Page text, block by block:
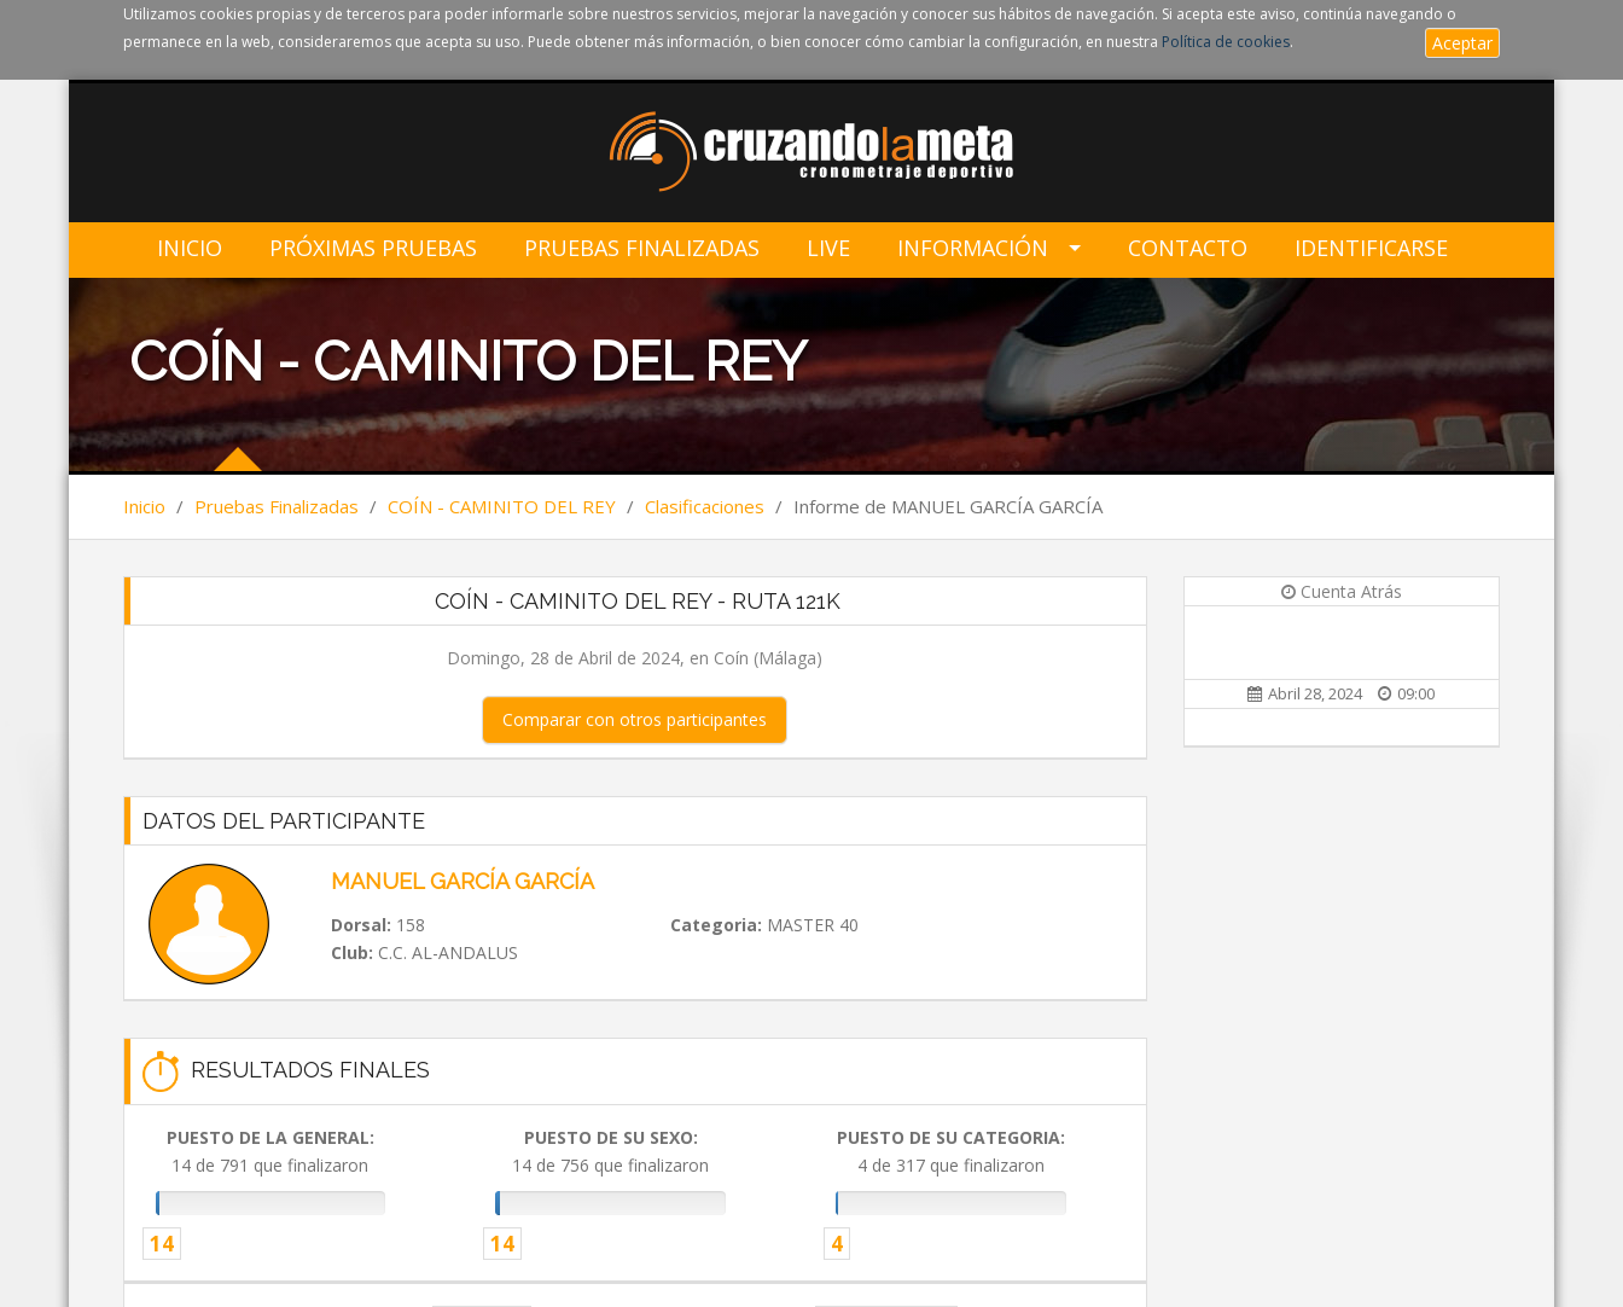
Utilizamos cookies propias y de terceros para poder informarle sobre nuestros servicios, mejorar la navegación y conocer sus hábitos de navegación. Si acepta este aviso, continúa navegando o
permanece en la web, consideraremos que acepta su uso. Puede obtener más información, o bien conocer cómo cambiar la configuración, en nuestra Política de cookies. Aceptar
INICIO PRÓXIMAS PRUEBAS PRUEBAS FINALIZADAS LIVE INFORMACIÓN CONTACTO IDENTIFICARSE
COÍN - CAMINITO DEL REY
Inicio / Pruebas Finalizadas / COÍN - CAMINITO DEL REY / Clasificaciones / Informe de MANUEL GARCÍA GARCÍA
COÍN - CAMINITO DEL REY - RUTA 121K
Domingo, 28 de Abril de 2024, en Coín (Málaga)
Comparar con otros participantes
DATOS DEL PARTICIPANTE
MANUEL GARCÍA GARCÍA
Dorsal: 158 Categoria: MASTER 40
Club: C.C. AL-ANDALUS
RESULTADOS FINALES
PUESTO DE LA GENERAL:
14 de 791 que finalizaron
14
PUESTO DE SU SEXO:
14 de 756 que finalizaron
14
PUESTO DE SU CATEGORIA:
4 de 317 que finalizaron
4
Cuenta Atrás
Abril 28, 2024 09:00